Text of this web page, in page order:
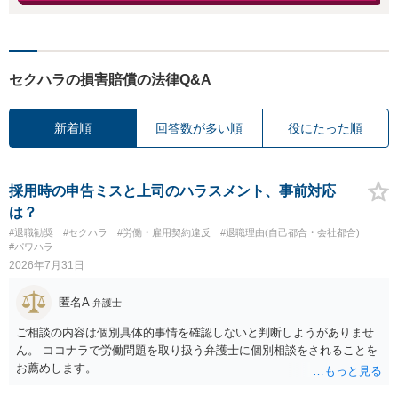
セクハラの損害賠償の法律Q&A
新着順 回答数が多い順 役にたった順
採用時の申告ミスと上司のハラスメント、事前対応
は？
#退職勧奨 #セクハラ #労働・雇用契約違反
#退職理由(自己都合・会社都合)
#パワハラ
2026年7月31日
匿名A 弁護士
ご相談の内容は個別具体的事情を確認しないと判断しようがありませ
ん。 ココナラで労働問題を取り扱う弁護士に個別相談をされることを
お薦めします。